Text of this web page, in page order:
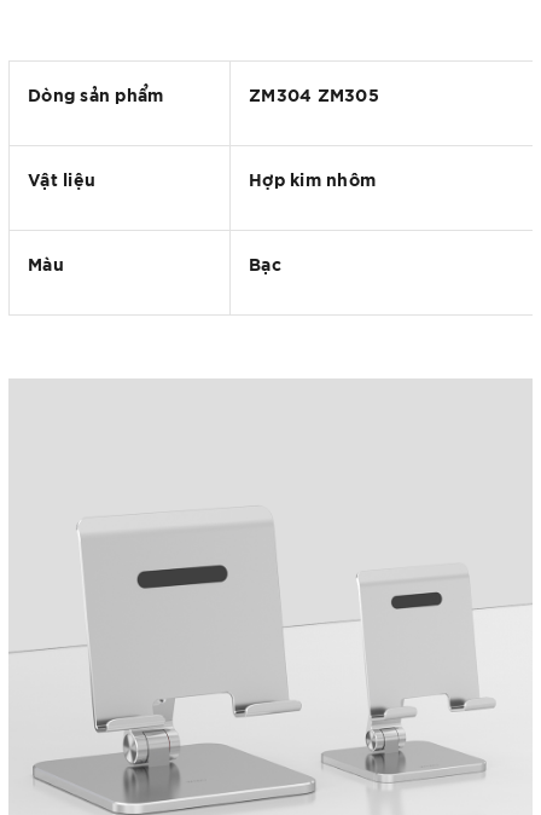
Dòng sản phẩm ZM304 ZM305
Vật liệu Hợp kim nhôm
Màu Bạc